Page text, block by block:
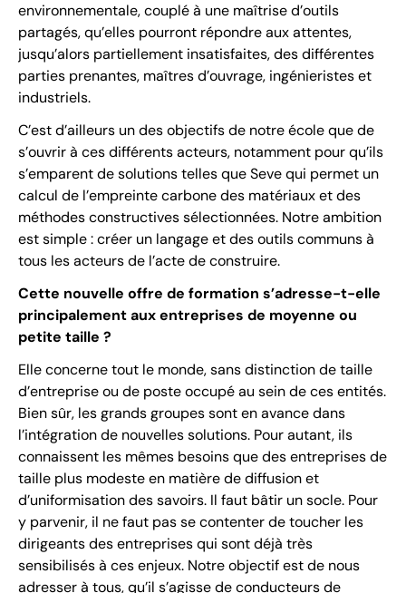
environnementale, couplé à une maîtrise d’outils
partagés, qu’elles pourront répondre aux attentes,
jusqu’alors partiellement insatisfaites, des différentes
parties prenantes, maîtres d’ouvrage, ingénieristes et
industriels.
C’est d’ailleurs un des objectifs de notre école que de
s’ouvrir à ces différents acteurs, notamment pour qu’ils
s’emparent de solutions telles que Seve qui permet un
calcul de l’empreinte carbone des matériaux et des
méthodes constructives sélectionnées. Notre ambition
est simple : créer un langage et des outils communs à
tous les acteurs de l’acte de construire.
Cette nouvelle offre de formation s’adresse-t-elle
principalement aux entreprises de moyenne ou
petite taille ?
Elle concerne tout le monde, sans distinction de taille
d’entreprise ou de poste occupé au sein de ces entités.
Bien sûr, les grands groupes sont en avance dans
l’intégration de nouvelles solutions. Pour autant, ils
connaissent les mêmes besoins que des entreprises de
taille plus modeste en matière de diffusion et
d’uniformisation des savoirs. Il faut bâtir un socle. Pour
y parvenir, il ne faut pas se contenter de toucher les
dirigeants des entreprises qui sont déjà très
sensibilisés à ces enjeux. Notre objectif est de nous
adresser à tous, qu’il s’agisse de conducteurs de